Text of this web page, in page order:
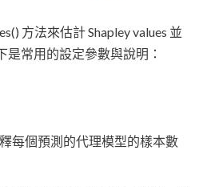
方法來估計 Shapley values 並
常用的設定參數與說明：
每個預測的代理模型的樣本數